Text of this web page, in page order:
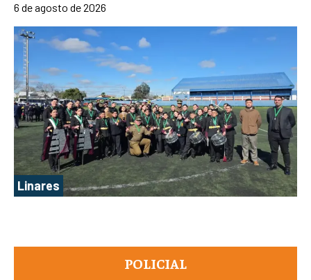
POLICIAL
6 de agosto de 2026
Linares